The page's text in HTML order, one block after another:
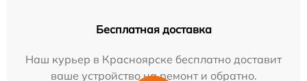
Бесплатная доставка
Наш курьер в Красноярске бесплатно доставит
ваше устройство на ремонт и обратно.